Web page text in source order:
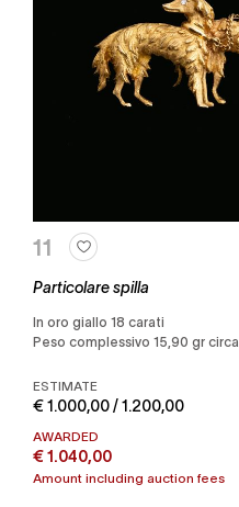
11
Particolare spilla
in oro giallo 18 carati
Peso complessivo 15,90 gr circa
ESTIMATE
€ 1.000,00 / 1.200,00
AWARDED
€ 1.040,00
Amount including auction fees